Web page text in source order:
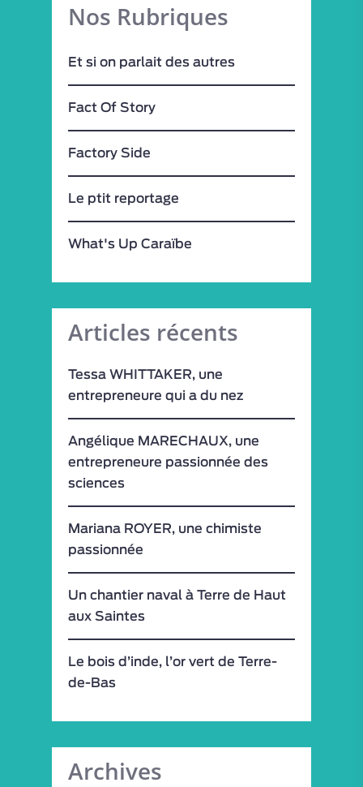
Nos Rubriques
Et si on parlait des autres
Fact Of Story
Factory Side
Le ptit reportage
What's Up Caraïbe
Articles récents
Tessa WHITTAKER, une
entrepreneure qui a du nez
Angélique MARECHAUX, une
entrepreneure passionnée des
sciences
Mariana ROYER, une chimiste
passionnée
Un chantier naval à Terre de Haut
aux Saintes
Le bois d’inde, l’or vert de Terre-
de-Bas
Archives